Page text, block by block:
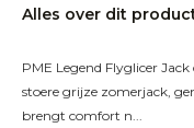
Alles over dit
PME Legend Flyglicer
stoere grijze zomerjack,
brengt comfort n...